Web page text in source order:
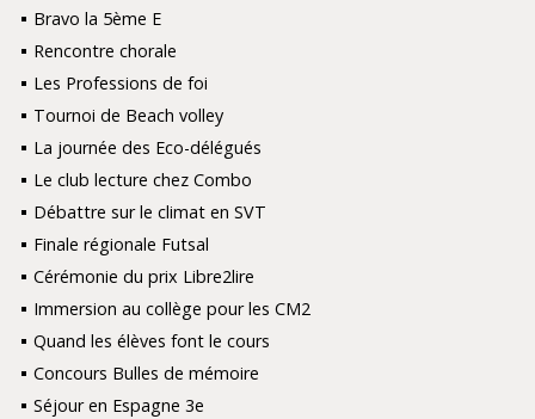
Bravo la 5ème E
Rencontre chorale
Les Professions de foi
Tournoi de Beach volley
La journée des Eco-délégués
Le club lecture chez Combo
Débattre sur le climat en SVT
Finale régionale Futsal
Cérémonie du prix Libre2lire
Immersion au collège pour les CM2
Quand les élèves font le cours
Concours Bulles de mémoire
Séjour en Espagne 3e